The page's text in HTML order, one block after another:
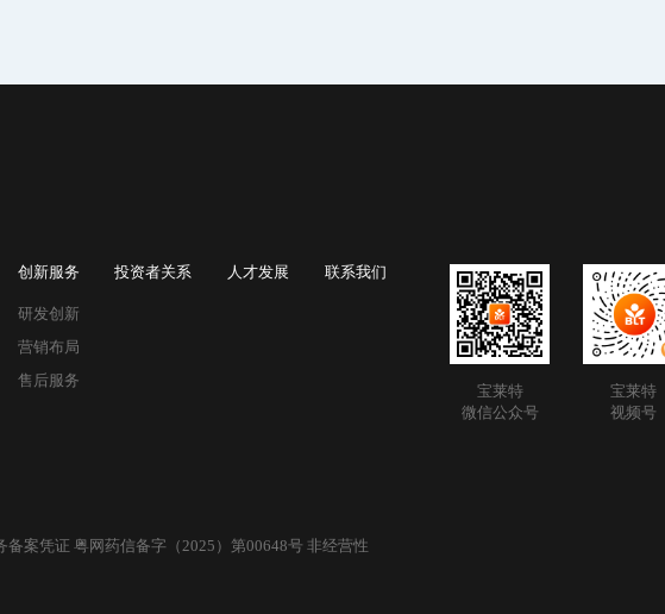
创新服务
研发创新
营销布局
售后服务
投资者关系 人才发展 联系我们
宝莱特
微信公众号
宝莱特
视频号
案凭证 粤网药信备字（2025）第00648号 非经营性